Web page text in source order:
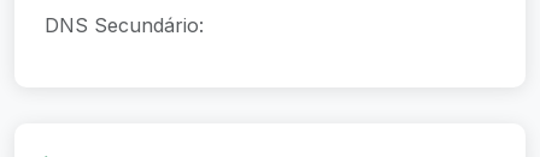
DNS Secundário: